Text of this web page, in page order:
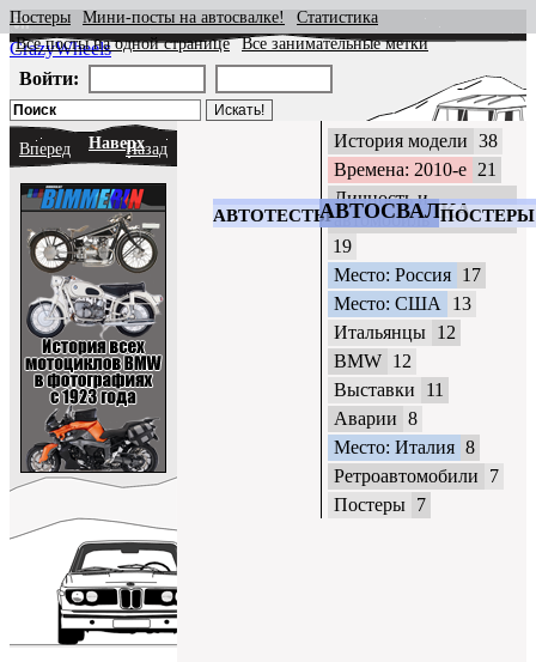
CrazyWheels
АВТОТЕСТЫАВТОСВАЛКАПОСТЕРЫ
Постеры Мини-посты на автосвалке!
Статистика
Все посты на одной странице
Все занимательные метки
Войти:
Вперед НаверхНазад История модели 38
Времена: 2010-е 21
Личность и
автомобиль
19
Место: Россия 17
Место: США
13
Итальянцы 12
BMW 12
Выставки
11
Аварии 8
Место: Италия 8
Ретроавтомобили
7
Постеры 7